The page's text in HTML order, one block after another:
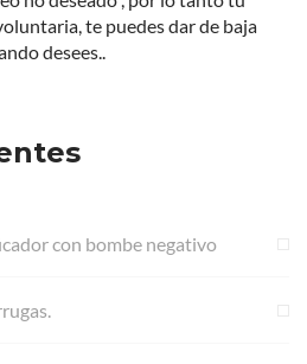
te puedes dar de baja
desees..
con bombe negativo